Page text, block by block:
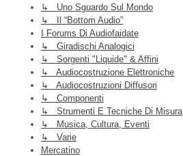
↳ Uno Sguardo Sul Mondo
↳ Il “Bottom Audio”
I Forums Di Audiofaidate
↳ Giradischi Analogici
↳ Sorgenti "liquide" & Affini
↳ Audiocostruzione Elettroniche
↳ Audiocostruzioni Diffusori
↳ Componenti
↳ Strumenti E Tecniche Di Misura
↳ Musica, Cultura, Eventi
↳ Varie
Mercatino